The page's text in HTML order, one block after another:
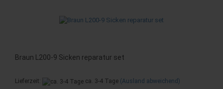
Braun L200-9 Sicken reparatur set
Lieferzeit: ca. 3-4 Tage (Ausland abweichend)